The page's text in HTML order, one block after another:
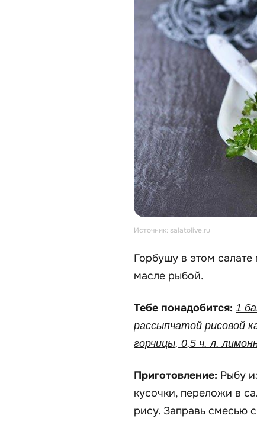
Источник: salatolive.ru
Горбушу в этом
масле рыбой.
Тебе понадобится: 1
рассыпчатой рисовой
горчицы, 0,5 ч. л.
Приготовление: Рыбу
кусочки, переложи в
рису. Заправь смесью